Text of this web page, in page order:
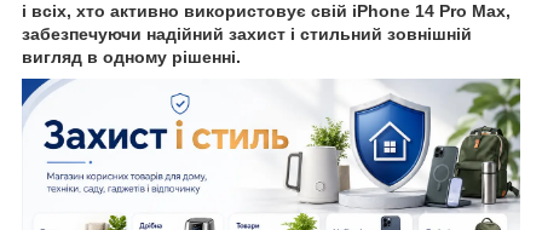
і всіх, хто активно використовує свій iPhone 14 Pro Max,
забезпечуючи надійний захист і стильний зовнішній
вигляд в одному рішенні.